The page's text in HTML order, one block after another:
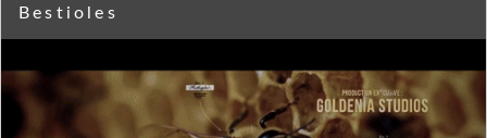
Bestioles